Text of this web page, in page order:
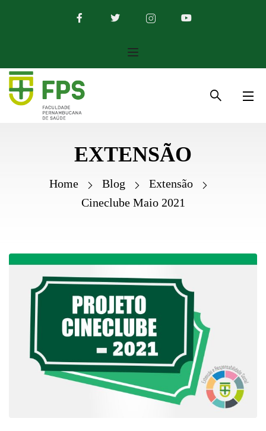
EXTENSÃO
Home Blog
Extensão
Cineclube Maio 2021